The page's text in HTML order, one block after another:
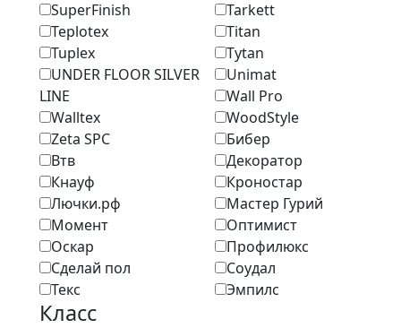
SuperFinish
Tarkett
Teplotex
Titan
Tuplex
Tytan
UNDER FLOOR SILVER
LINE
Unimat
Wall Pro
Walltex
WoodStyle
Zeta SPC
Бибер
Втв
Декоратор
Кнауф
Кроностар
Лючки.рф
Мастер Гурий
Момент
Оптимист
Оскар
Профилюкс
Сделай пол
Соудал
Текс
Эмпилс
Класс